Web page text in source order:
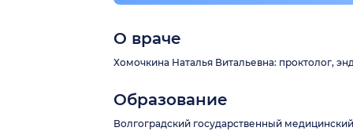
О враче
Хомочкина Наталья Витальевна: проктолог,
Образование
Волгоградский государственный медицинский